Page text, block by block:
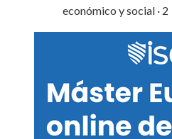
económico y social · 2